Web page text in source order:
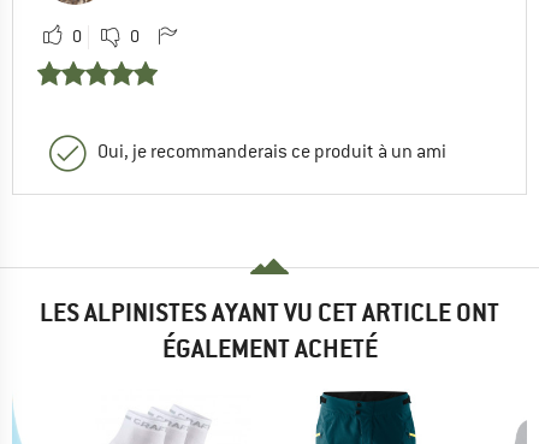
0 0
Oui, je recommanderais ce produit à un ami
LES ALPINISTES AYANT VU CET ARTICLE ONT
ÉGALEMENT ACHETÉ